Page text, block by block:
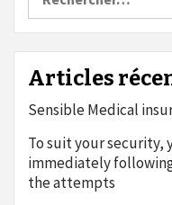
Articles
Sensible Medical
To suit your security,
immediately
the attempts